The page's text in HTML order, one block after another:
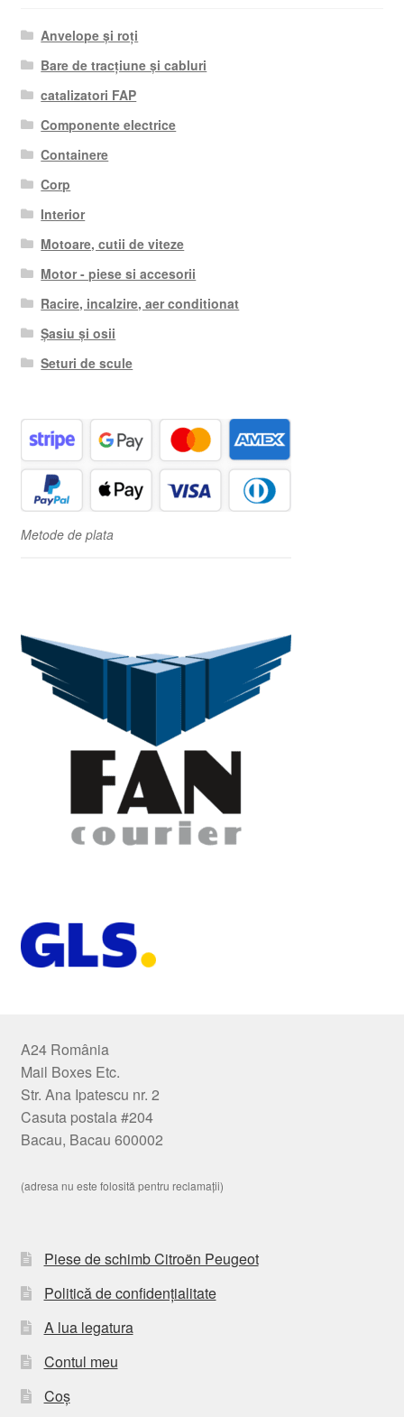
Anvelope și roți
Bare de tracțiune și cabluri
catalizatori FAP
Componente electrice
Containere
Corp
Interior
Motoare, cutii de viteze
Motor - piese si accesorii
Racire, incalzire, aer conditionat
Șasiu și osii
Seturi de scule
Metode de plata
A24 România
Mail Boxes Etc.
Str. Ana Ipatescu nr. 2
Casuta postala #204
Bacau, Bacau 600002
(adresa nu este folosită pentru reclamații)
Piese de schimb Citroën Peugeot
Politică de confidențialitate
A lua legatura
Contul meu
Coș